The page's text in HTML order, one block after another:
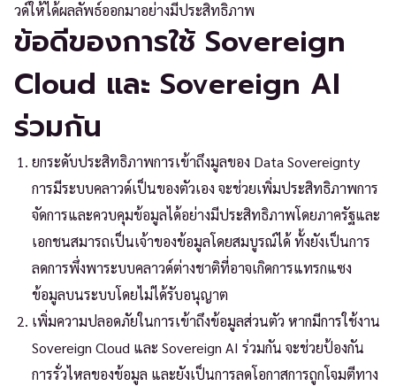
วด์ให้ได้ผลลัพธ์ออกมาอย่างมีประสิทธิภาพ
ข้อดีของการใช้ Sovereign
Cloud และ Sovereign AI
ร่วมกัน
ยกระดับประสิทธิภาพการเข้าถึงมูลของ Data Sovereignty
การมีระบบคลาวด์เป็นของตัวเอง จะช่วยเพิ่มประสิทธิภาพการ
จัดการและควบคุมข้อมูลได้อย่างมีประสิทธิภาพโดยภาครัฐและ
เอกชนสมารถเป็นเจ้าของข้อมูลโดยสมบูรณ์ได้ ทั้งยังเป็นการ
ลดการพึ่งพาระบบคลาวด์ต่างชาติที่อาจเกิดการแทรกแซง
ข้อมูลบนระบบโดยไม่ได้รับอนุญาต
เพิ่มความปลอดภัยในการเข้าถึงข้อมูลส่วนตัว หากมีการใช้งาน
Sovereign Cloud และ Sovereign AI ร่วมกัน จะช่วยป้องกัน
การรั่วไหลของข้อมูล และยังเป็นการลดโอกาสการถูกโจมตีทาง